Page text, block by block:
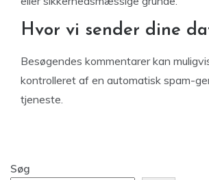
Hvor vi sender dine
Besøgendes kommentarer kan
kontrolleret af en automatisk spam-
tjeneste.
Søg